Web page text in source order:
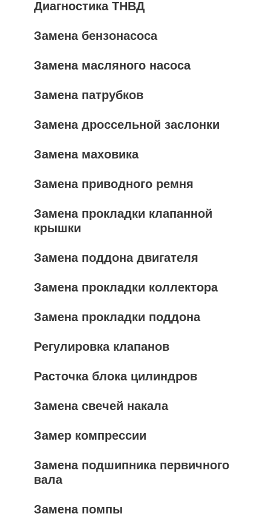
Диагностика ТНВД
Замена бензонасоса
Замена масляного насоса
Замена патрубков
Замена дроссельной заслонки
Замена маховика
Замена приводного ремня
Замена прокладки клапанной
крышки
Замена поддона двигателя
Замена прокладки коллектора
Замена прокладки поддона
Регулировка клапанов
Расточка блока цилиндров
Замена свечей накала
Замер компрессии
Замена подшипника первичного
вала
Замена помпы